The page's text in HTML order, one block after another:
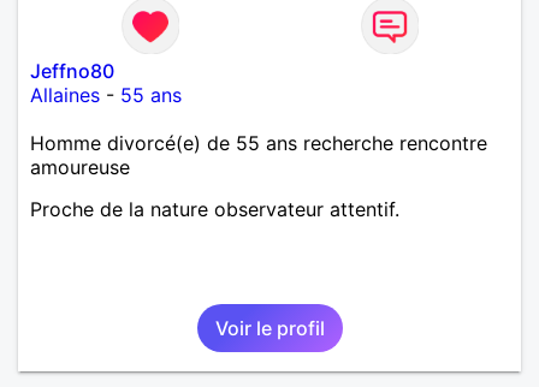
Jeffno80
Allaines - 55 ans
Homme divorcé(e) de 55 ans recherche rencontre
amoureuse
Proche de la nature observateur attentif.
Voir le profil